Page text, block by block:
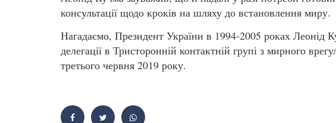
консультації щодо кроків на шляху до встановлення миру.
Нагадаємо, Президент України в 1994-2005 роках Леонід
делегації в Тристоронній контактній групі з мирного
третього червня 2019 року.